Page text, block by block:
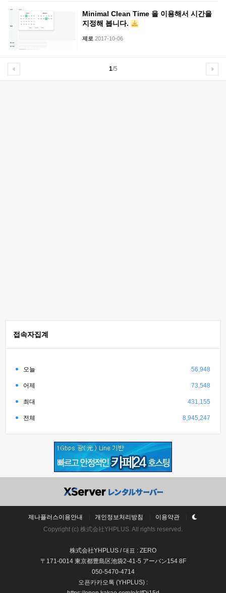
Minimal Clean Time 을 이용해서 시간을
지정해 봅니다.
제로 2017-10-06
1/5
접속자집계
오늘 56,948
어제 73,548
최대 431,155
전체 8,945,247
제나플러스이용안내 개인정보처리방침
이용약관
Copyright (c) 株式会社YHPLUS. All rights reserved.
株式会社YHPLUS / 대표 : ZERO
〒171-0014 東京都豊島区池袋2-41-5 アーバン154 8F
050-5470-4714
오픈카카오톡 (YHPLUS) :